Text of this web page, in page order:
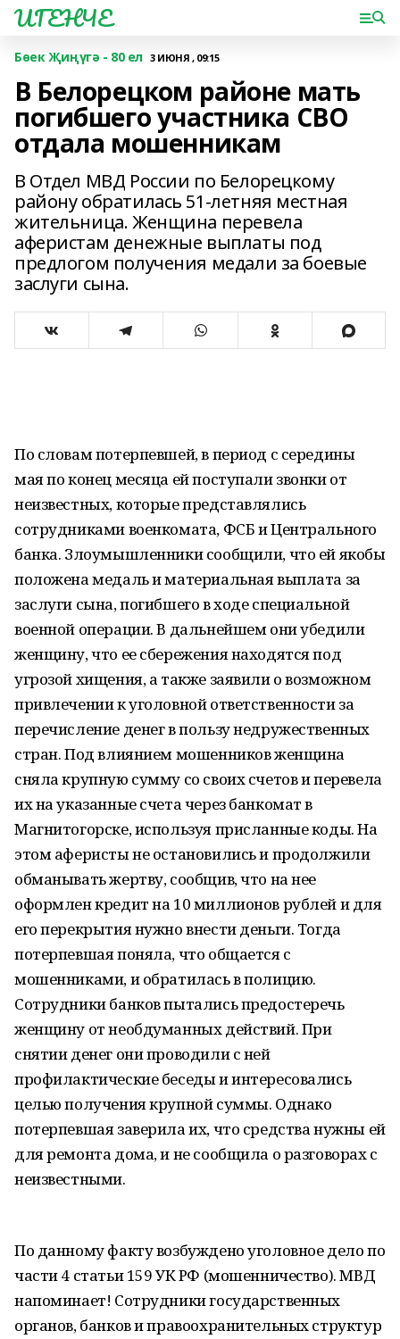
ИГЕНЧЕ
Бөек Җиңүгә - 80 ел 3 ИЮНЯ , 09:15
В Белорецком районе мать
погибшего участника СВО
отдала мошенникам
В Отдел МВД России по Белорецкому
району обратилась 51-летняя местная
жительница. Женщина перевела
аферистам денежные выплаты под
предлогом получения медали за боевые
заслуги сына.
По словам потерпевшей, в период с середины
мая по конец месяца ей поступали звонки от
неизвестных, которые представлялись
сотрудниками военкомата, ФСБ и Центрального
банка. Злоумышленники сообщили, что ей якобы
положена медаль и материальная выплата за
заслуги сына, погибшего в ходе специальной
военной операции. В дальнейшем они убедили
женщину, что ее сбережения находятся под
угрозой хищения, а также заявили о возможном
привлечении к уголовной ответственности за
перечисление денег в пользу недружественных
стран. Под влиянием мошенников женщина
сняла крупную сумму со своих счетов и перевела
их на указанные счета через банкомат в
Магнитогорске, используя присланные коды. На
этом аферисты не остановились и продолжили
обманывать жертву, сообщив, что на нее
оформлен кредит на 10 миллионов рублей и для
его перекрытия нужно внести деньги. Тогда
потерпевшая поняла, что общается с
мошенниками, и обратилась в полицию.
Сотрудники банков пытались предостеречь
женщину от необдуманных действий. При
снятии денег они проводили с ней
профилактические беседы и интересовались
целью получения крупной суммы. Однако
потерпевшая заверила их, что средства нужны ей
для ремонта дома, и не сообщила о разговорах с
неизвестными.
По данному факту возбуждено уголовное дело по
части 4 статьи 159 УК РФ (мошенничество).МВД
напоминает! Сотрудники государственных
органов, банков и правоохранительных структур